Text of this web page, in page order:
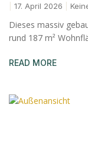
17. April 2026
Dieses massiv
rund 187 m²
READ MORE